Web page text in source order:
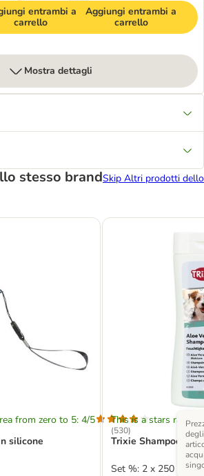
entrambi a
carrello
Aggiungi entrambi a
carrello
Mostra dettagli
stesso brandSkip Altri prodotti dello
from zero to 5: 4/5
silicone
This is a stars rating
(530)
Trixie Shampoo
Set %: 2 x 250 ml